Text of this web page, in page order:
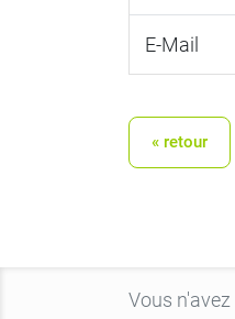
E-Mail
« retour